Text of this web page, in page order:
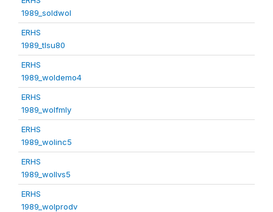
1989_soldwol
ERHS
1989_tlsu80
ERHS
1989_woldemo4
ERHS
1989_wolfmly
ERHS
1989_wolinc5
ERHS
1989_wollvs5
ERHS
1989_wolprodv